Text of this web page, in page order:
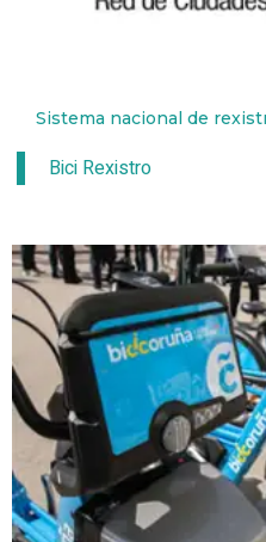
Sistema nacional de
Bici Rexistro